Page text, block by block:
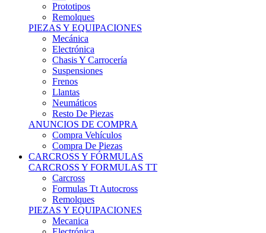
Remolques
PIEZAS Y EQUIPACIONES
Mecánica
Electrónica
Chasis Y Carrocería
Suspensiones
Frenos
Llantas
Neumáticos
Resto De Piezas
ANUNCIOS DE COMPRA
Compra Vehículos
Compra De Piezas
CARCROSS Y FÓRMULAS
CARCROSS Y FORMULAS TT
Carcross
Formulas Tt Autocross
Remolques
PIEZAS Y EQUIPACIONES
Mecanica
Electrónica
Chasis Y Carrocería